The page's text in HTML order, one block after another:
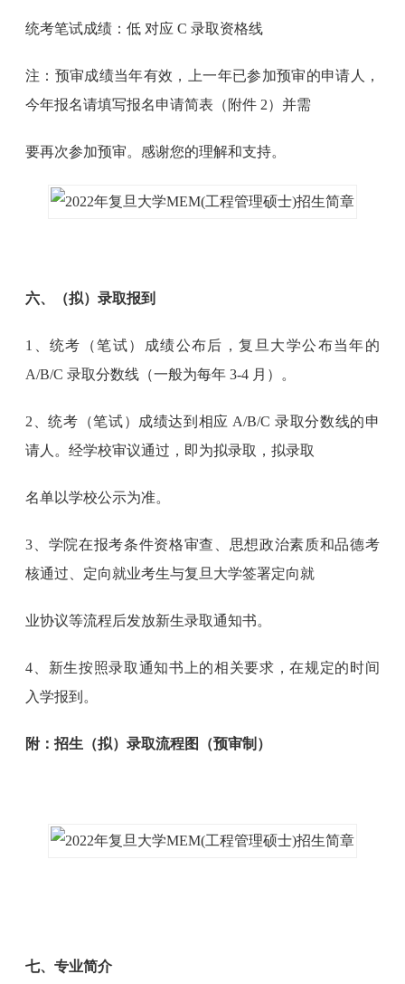
统考笔试成绩：低 对应 C 录取资格线
注：预审成绩当年有效，上一年已参加预审的申请人，
今年报名请填写报名申请简表（附件 2）并需
要再次参加预审。感谢您的理解和支持。
六、（拟）录取报到
1、统考（笔试）成绩公布后，复旦大学公布当年的
A/B/C 录取分数线（一般为每年 3-4 月）。
2、统考（笔试）成绩达到相应 A/B/C 录取分数线的申
请人。经学校审议通过，即为拟录取，拟录取
名单以学校公示为准。
3、学院在报考条件资格审查、思想政治素质和品德考
核通过、定向就业考生与复旦大学签署定向就
业协议等流程后发放新生录取通知书。
4、新生按照录取通知书上的相关要求，在规定的时间
入学报到。
附：招生（拟）录取流程图（预审制）
七、专业简介